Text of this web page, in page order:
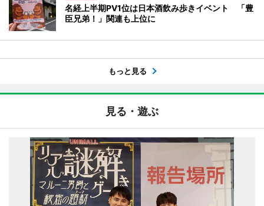
名経上半期PV1位は日本酒飲み歩きイベント 「豊
臣兄弟！」関連も上位に
もっと見る
見る・遊ぶ